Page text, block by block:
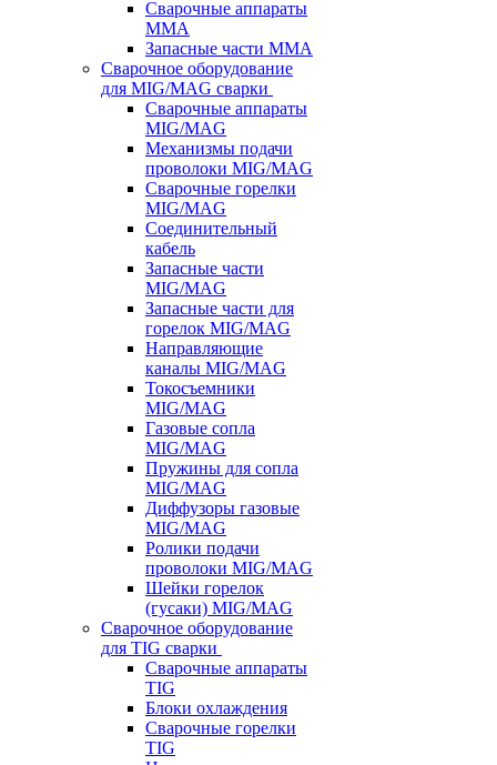
Сварочные аппараты
MMA
Запасные части MMA
Сварочное оборудование
для MIG/MAG сварки
Сварочные аппараты
MIG/MAG
Механизмы подачи
проволоки MIG/MAG
Сварочные горелки
MIG/MAG
Соединительный
кабель
Запасные части
MIG/MAG
Запасные части для
горелок MIG/MAG
Направляющие
каналы MIG/MAG
Токосъемники
MIG/MAG
Газовые сопла
MIG/MAG
Пружины для сопла
MIG/MAG
Диффузоры газовые
MIG/MAG
Ролики подачи
проволоки MIG/MAG
Шейки горелок
(гусаки) MIG/MAG
Сварочное оборудование
для TIG сварки
Сварочные аппараты
TIG
Блоки охлаждения
Сварочные горелки
TIG